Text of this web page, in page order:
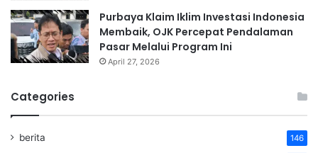
Purbaya Klaim Iklim Investasi Indonesia
Membaik, OJK Percepat Pendalaman
Pasar Melalui Program Ini
April 27, 2026
Categories
berita 146